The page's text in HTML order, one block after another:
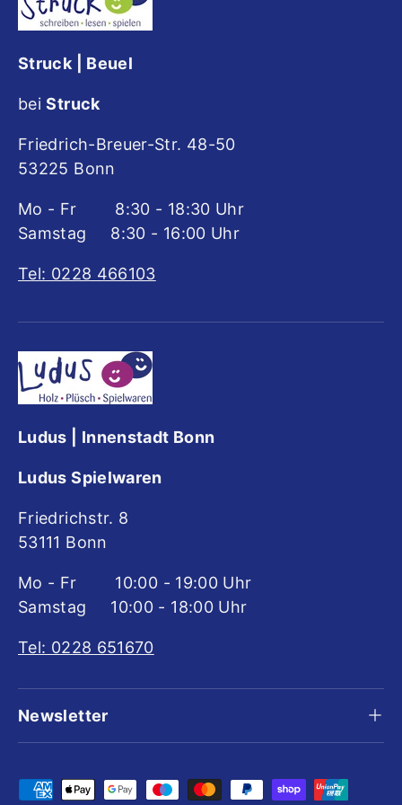
Struck | Beuel
beiStruck
Friedrich-Breuer-Str. 48-50
53225 Bonn
Mo - Fr 8:30 - 18:30 Uhr
Samstag 8:30 - 16:00 Uhr
Tel: 0228 466103
Ludus | Innenstadt Bonn
Ludus Spielwaren
Friedrichstr. 8
53111 Bonn
Mo - Fr 10:00 - 19:00 Uhr
Samstag 10:00 - 18:00 Uhr
Tel: 0228 651670
Newsletter
Zahlungsmethoden